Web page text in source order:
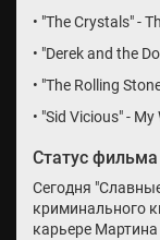
• "The Crystals" -
• "Derek and the
• "The Rolling
• "Sid Vicious" - My
Статус фильма
Сегодня
криминального
карьере